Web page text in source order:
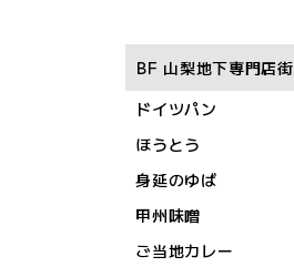
BF 山梨地下専門店街
ドイツパン
ほうとう
身延のゆば
甲州味噌
ご当地カレー